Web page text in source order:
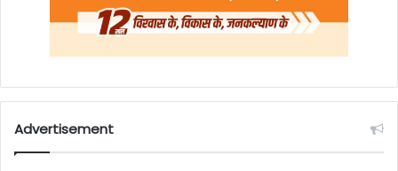
Advertisement